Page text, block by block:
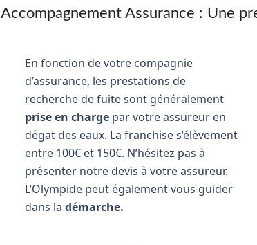
Accompagnement Assurance : Une
En fonction de votre compagnie
d’assurance, les prestations de
recherche de fuite sont généralement
prise en charge par votre assureur en
dégat des eaux. La franchise s’élèvement
entre 100€ et 150€. N’hésitez pas à
présenter notre devis à votre assureur.
L’Olympide peut également vous guider
dans la démarche.